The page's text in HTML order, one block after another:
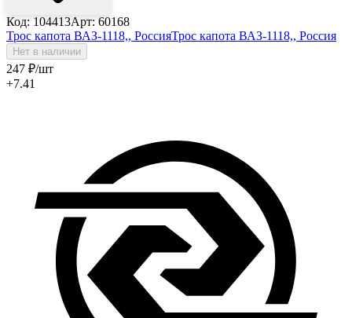
Код: 104413Арт: 60168
Трос капота ВАЗ-1118,, РоссияТрос капота ВАЗ-1118,, Россия
Нет в наличии
247 ₽/шт
+7.41